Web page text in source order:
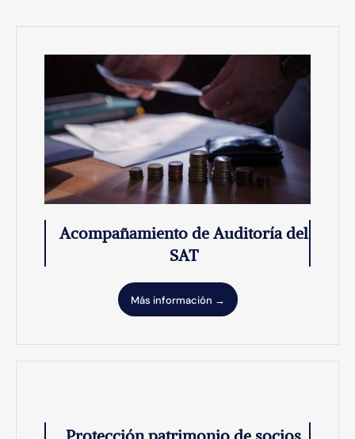
Acompañamiento de Auditoría del
SAT
Más información →